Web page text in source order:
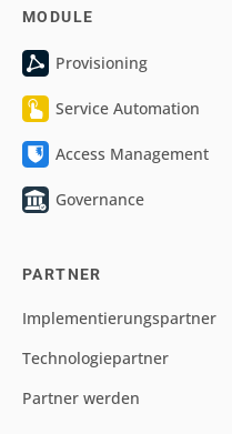
MODULE
Provisioning
Service Automation
Access Management
Governance
PARTNER
Implementierungspartner
Technologiepartner
Partner werden